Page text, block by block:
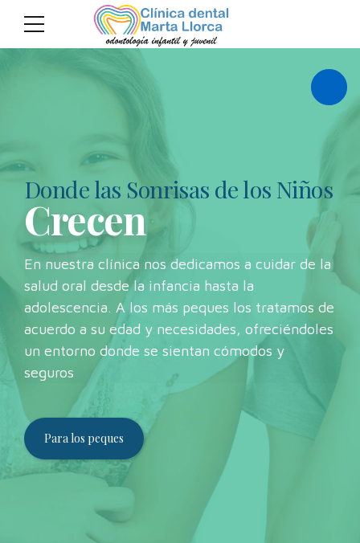
Somos expertos en cuidar
la salud dental de
tus hijos
La labor de todo el equipo de la clínica está
enfocada en ofrecer un trato de calidad a
nuestros niños y jóvenes (y a sus padres),
dedicando el tiempo necesario para atender los
problemas dentales de cada paciente
Quiénes somosSomos expertos en cuidar la salud dental de tus
Donde las Sonrisas de los Niños
Crecen
En nuestra clínica nos dedicamos a cuidar de la
salud oral desde la infancia hasta la
adolescencia. A los más peques los tratamos de
acuerdo a su edad y necesidades, ofreciéndoles
un entorno donde se sientan cómodos y
seguros
Para los pequesDonde las Sonrisas de los Niños CrecenEn nuestra
Una boca sana para
Sonrisas alegres
Nos esforzamos en ofrecer a nuestros jóvenes
una atención odontológica de alta calidad. En
nuestra clínica dental cuidamos de su salud
bucal para que nunca dejen de sonreír
Para los jóvenesUna boca sana para Sonrisas alegresNos